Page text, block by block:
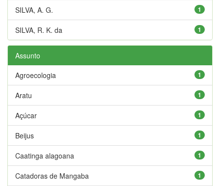
1
SILVA, A. G.
1
SILVA, R. K. da
Assunto
1
Agroecologia
1
Aratu
1
Açúcar
1
Beijus
1
Caatinga alagoana
1
Catadoras de Mangaba